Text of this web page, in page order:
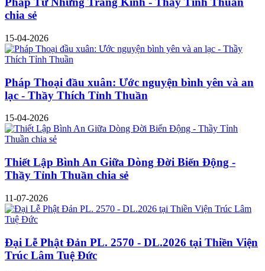
chia sẻ
15-04-2026
Pháp Thoại đầu xuân: Ước nguyện bình yên và an
lạc - Thầy Thích Tỉnh Thuần
15-04-2026
Thiết Lập Bình An Giữa Dòng Đời Biến Động -
Thầy Tỉnh Thuần chia sẻ
11-07-2026
Đại Lễ Phật Đản PL. 2570 - DL.2026 tại Thiền Viện
Trúc Lâm Tuệ Đức